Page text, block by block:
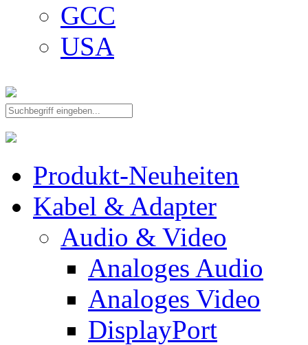
GCC
USA
Produkt-Neuheiten
Kabel & Adapter
Audio & Video
Analoges Audio
Analoges Video
DisplayPort